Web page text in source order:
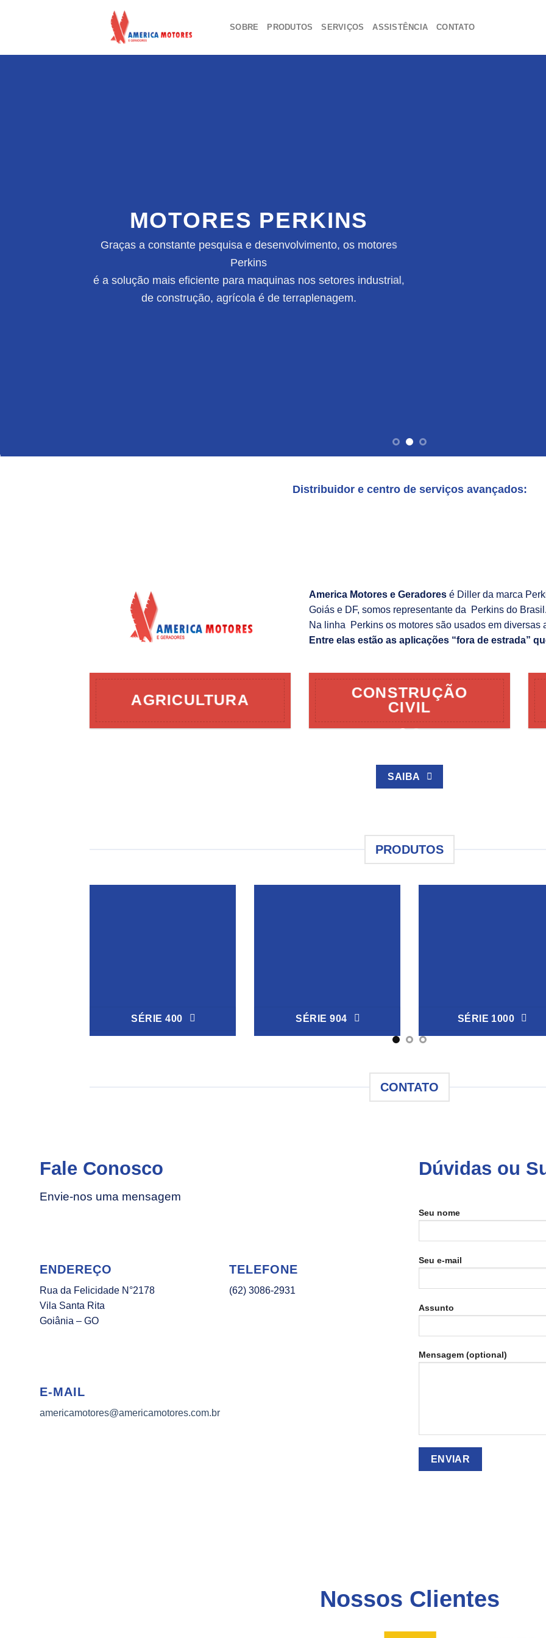
SOBRE PRODUTOS SERVIÇOS ASSISTÊNCIA CONTATO
MOTORES PERKINS
Graças a constante pesquisa e desenvolvimento, os motores
Perkins
é a solução mais eficiente para maquinas nos setores industrial,
de construção, agrícola é de terraplenagem.
Distribuidor e centro de serviços avançados:
America Motores e Geradores é Diller da marca
Goiás e DF, somos representante da Perkins do Brasil.
Na linha Perkins os motores são usados em diversas
Entre elas estão as aplicações “fora de estrada”
AGRICULTURA
CONSTRUÇÃO
CIVIL
SAIBA
PRODUTOS
SÉRIE 400 SÉRIE 904 SÉRIE 1000
CONTATO
Fale Conosco
Envie-nos uma mensagem
ENDEREÇO
Rua da Felicidade N°2178
Vila Santa Rita
Goiânia – GO
TELEFONE
(62) 3086-2931
E-MAIL
americamotores@americamotores.com.br
Dúvidas ou
Seu nome
Seu e-mail
Assunto
Mensagem (optional)
Nossos Clientes